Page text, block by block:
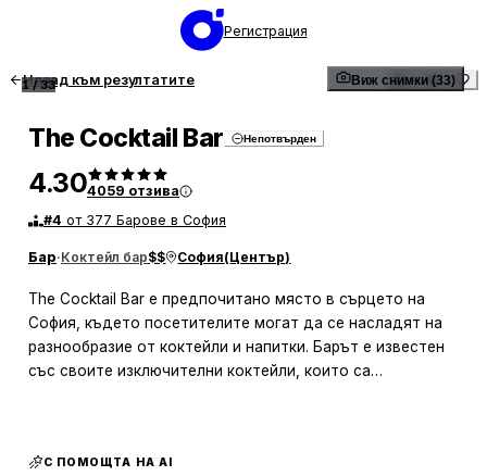
Регистрация
Назад към резултатите
1/33 Виж снимки (33)
The Cocktail Bar Непотвърден
4.304059 отзива
#4 от 377 Барове в София
Бар·Коктейл бар$$ София(Център)
The Cocktail Bar е предпочитано място в сърцето на
София, където посетителите могат да се насладят на
разнообразие от коктейли и напитки. Барът е известен
със своите изключителни коктейли, които са
предпочитат безалкохолни напитки, се предлага и
С ПОМОЩТА НА AI